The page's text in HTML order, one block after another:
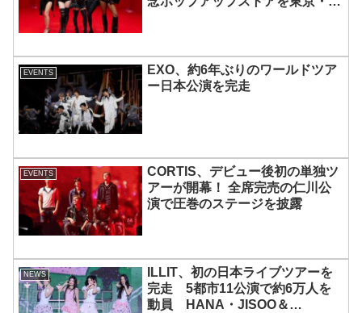
EVENTS
EXO、約6年ぶりのワールドツア
ー日本公演を完走
EVENTS
CORTIS、デビュー後初の単独ツ
アーが開幕！ 全席完売の仁川公
演で圧巻のステージを披露
NEWS
ILLIT、初の日本ライブツアーを
完走 5都市11公演で約6万人を
動員 HANA・JISOO＆